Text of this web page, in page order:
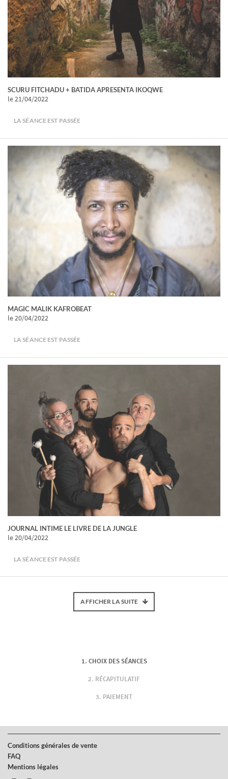
SCURU FITCHADU + BATIDA APRESENTA IKOQWE
le 21/04/2022
LA SÉANCE EST PASSÉE
MAGIC MALIK KAFROBEAT
le 20/04/2022
LA SÉANCE EST PASSÉE
JOURNAL INTIME LE LIVRE DE LA JUNGLE
le 20/04/2022
LA SÉANCE EST PASSÉE
AFFICHER LA SUITE
CHOIX DES SÉANCES
RÉCAPITULATIF
PAIEMENT
Conditions générales de vente
FAQ
Mentions légales